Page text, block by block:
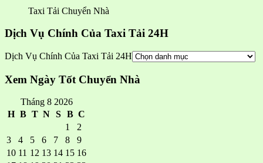
Taxi Tải Chuyển Nhà
Dịch Vụ Chính Của Taxi Tải 24H
Dịch Vụ Chính Của Taxi Tải 24H
Xem Ngày Tốt Chuyển Nhà
Tháng 8 2026
H B T N S B C
1
2
3
4 5 6 7 8
9
10 11 12 13 14 15 16